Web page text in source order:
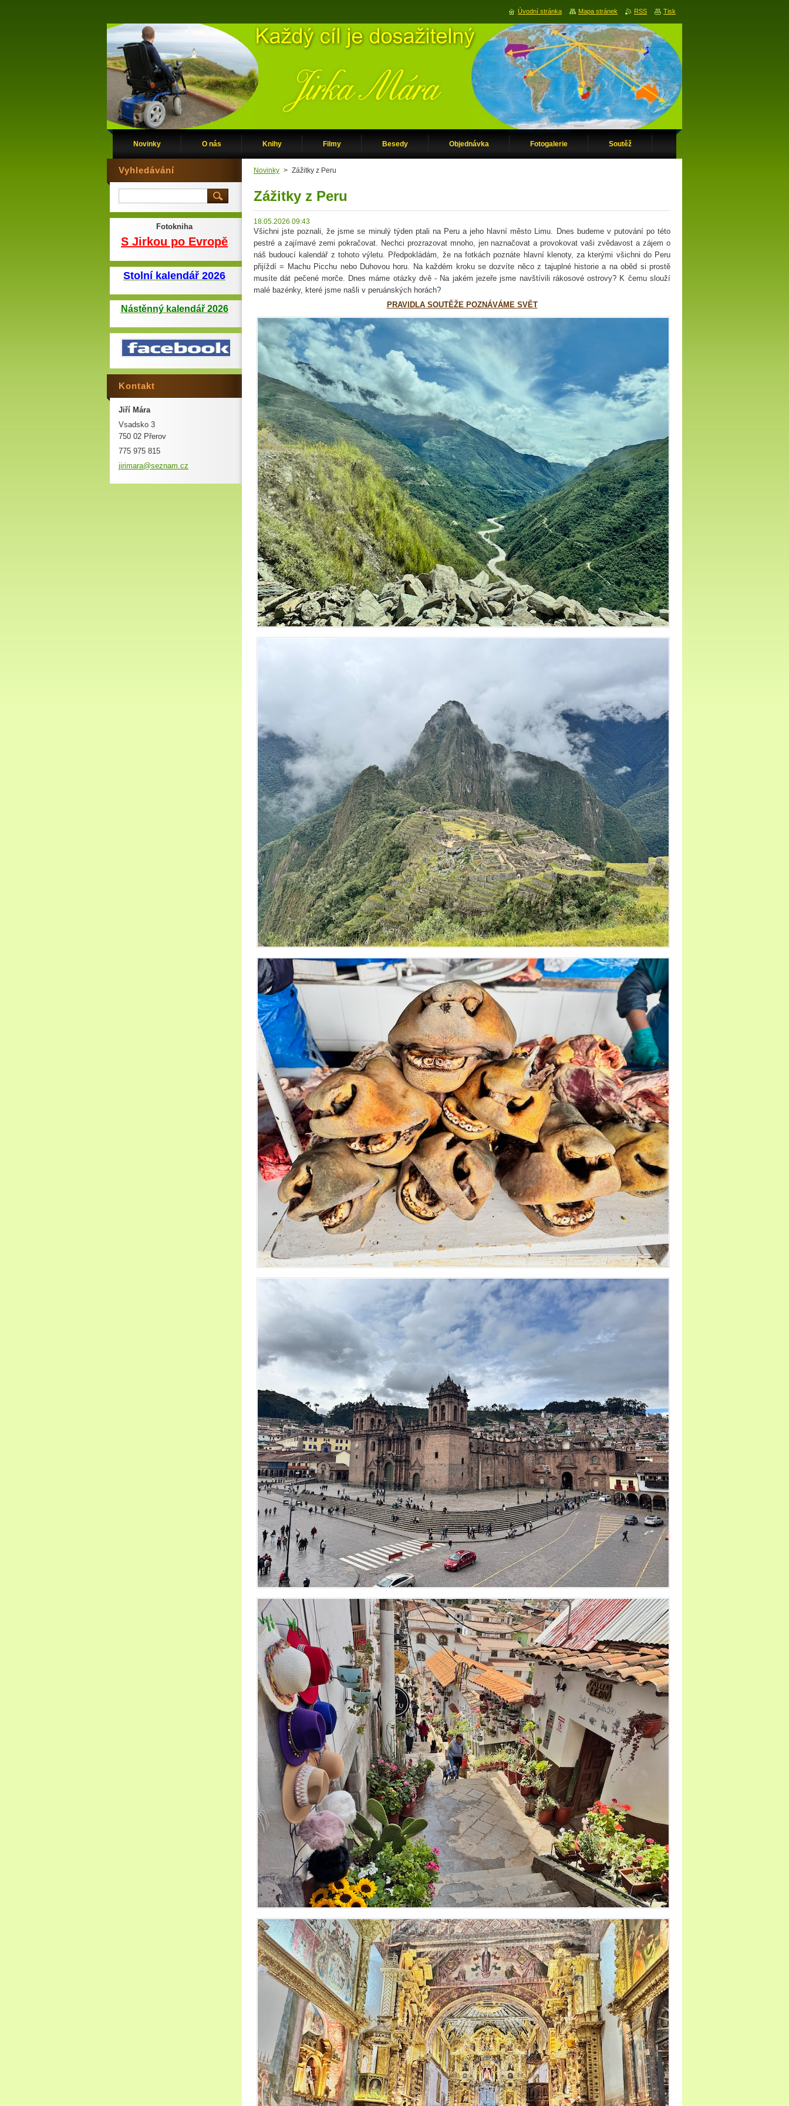
Novinky O nás Knihy Filmy Besedy Objednávka Fotogalerie Soutěž
Novinky > Zážitky z Peru
Zážitky z Peru
18.05.2026 09:43
Všichni jste poznali, že jsme se minulý týden ptali na Peru a jeho hlavní město Limu. Dnes budeme v putování po této
pestré a zajímavé zemi pokračovat. Nechci prozrazovat mnoho, jen naznačovat a provokovat vaši zvědavost a zájem o
náš budoucí kalendář z tohoto výletu. Předpokládám, že na fotkách poznáte hlavní klenoty, za kterými všichni do Peru
přijíždí = Machu Picchu nebo Duhovou horu. Na každém kroku se dozvíte něco z tajuplné historie a na oběd si prostě
musíte dát pečené morče. Dnes máme otázky dvě - Na jakém jezeře jsme navštívili rákosové ostrovy? K čemu slouží
malé bazénky, které jsme našli v peruánských horách?
PRAVIDLA SOUTĚŽE POZNÁVÁME SVĚT
Vyhledávání
Fotokniha
S Jirkou po Evropě
Stolní kalendář 2026
Nástěnný kalendář 2026
Kontakt
Jiří Mára
Vsadsko 3
750 02 Přerov
775 975 815
jirimara@seznam.cz
Úvodní stránka Mapa stránek RSS Tisk